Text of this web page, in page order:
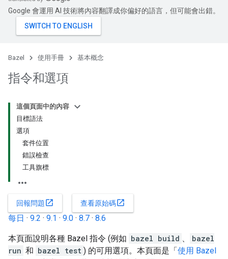
Google 會運用 AI 技術將內容翻譯成你偏好的語言，但可能會出錯。
Bazel 使用手冊 基本概念
指令和選項
這個頁面中的內容
目標語法
選項
套件位置
錯誤檢查
工具旗標
回報問題open_in_new 查看原始碼open_in_new
每日 · 9.2 · 9.1 · 9.0 · 8.7 · 8.6
本頁面說明各種 Bazel 指令 (例如 bazel build 、
bazel
run 和 bazel test ) 的可用選項。本頁面是「使用 Bazel